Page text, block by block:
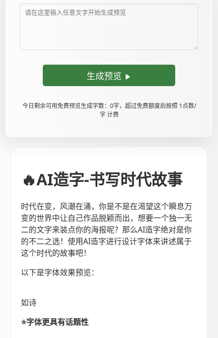
生成预览
今日剩余可用免费预览生成字数：0字，超过免费额度后按照 1点数/
字 计费
🔥AI造字-书写时代故事
时代在变，风潮在涌，你是不是在渴望这个瞬息万
变的世界中让自己作品脱颖而出，想要一个独一无
二的文字来装点你的海报呢？那么AI造字绝对是你
的不二之选！使用AI造字进行设计字体来讲述属于
这个时代的故事吧！
以下是字体效果预览：
如诗
⭐️字体更具有话题性